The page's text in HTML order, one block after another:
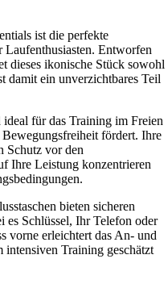
ist die perfekte
Entworfen
dieses ikonische Stück sowohl
damit ein unverzichtbares Teil
für das Training im Freien
fördert. Ihre
Schutz vor den
Ihre Leistung konzentrieren
bieten sicheren
es Schlüssel, Ihr Telefon oder
vorne erleichtert das An- und
intensiven Training geschätzt